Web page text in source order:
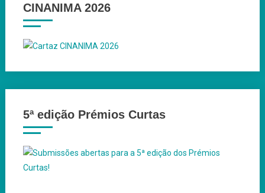
CINANIMA 2026
5ª edição Prémios Curtas